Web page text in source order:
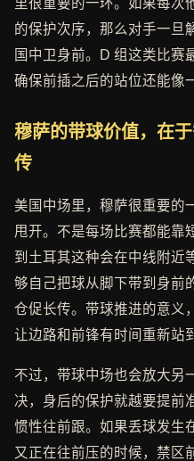
的保护次序，那么对手一旦
国中卫身前。D 组这类比赛
确保前插之后的站位还能像
穆萨的带球价值，在
传
美国中场里，穆萨很重要的
甩开。不是每场比赛都能靠
到土耳其这种会在中线附近
够自己把球从脚下带到身前
仓促长传。带球推进的意义
让边路和前锋有时间重新站
不过，带球中场也会放大另
决，身后的保护就越要提前
惯性往前跟。如果丢球发生
又正在往前压的时候，禁区